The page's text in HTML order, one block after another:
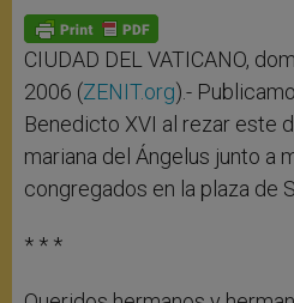
p
p
g
e
r
o
k
CIUDAD DEL VATICANO,
2006 (ZENIT.org).-
Benedicto XVI al rezar este
mariana del Ángelus junto a
congregados en la plaza de
* * *